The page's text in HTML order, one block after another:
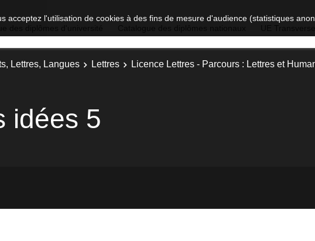
acceptez l'utilisation de cookies à des fins de mesure d'audience (statistiques
Lettres, Langues Lettres Licence Lettres - Parcours : Lettres et
idées 5